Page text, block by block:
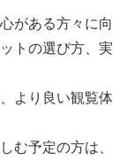
がある方々に向
トの選び方、実
より良い観覧体
む予定の方は、